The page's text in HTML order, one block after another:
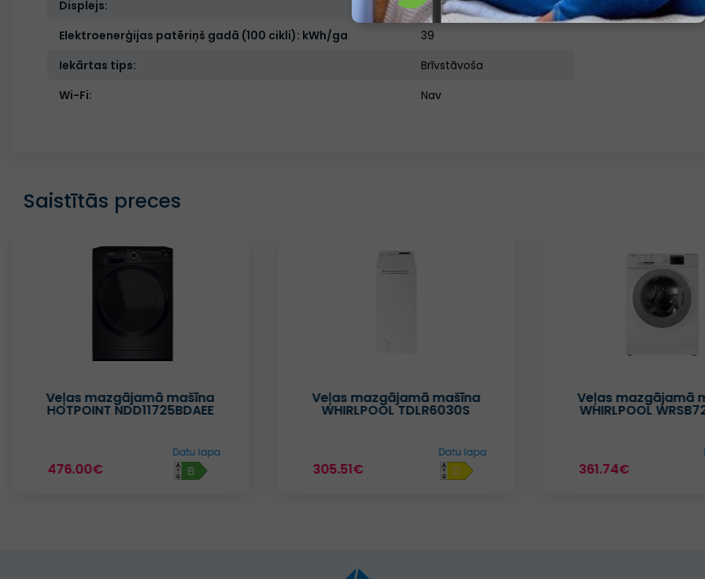
Displejs:
Ir
Elektroenerģijas patēriņš gadā (100 cikli): kWh/ga
39
Iekārtas tips:
Brīvstāvoša
Wi-Fi:
Nav
Saistītās preces
Veļas mazgājamā mašīna
HOTPOINT NDD11725BDAEE
476.00€ B
Datu lapa
Veļas mazgājamā mašīna
WHIRLPOOL TDLR6030S
305.51€ D
Datu lapa
Veļas mazgājamā
WHIRLPOOL
361.74€